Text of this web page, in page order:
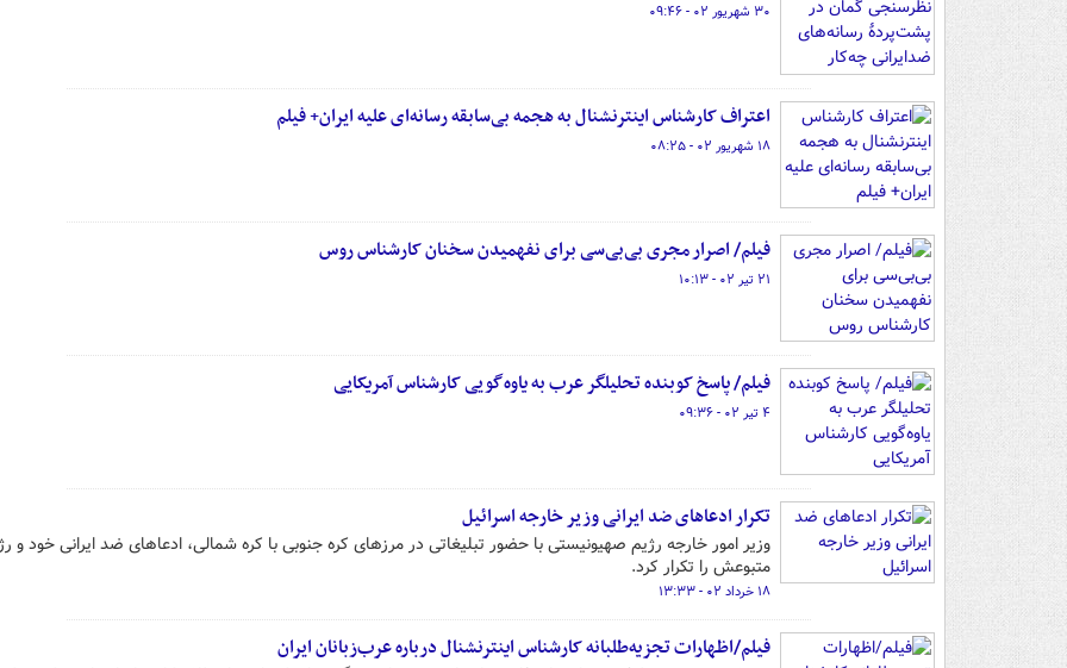
۳۰ شهریور ۰۲ - ۰۹:۴۶
اعتراف کارشناس اینترنشنال به هجمه بی‌سابقه رسانه‌ای علیه ایران+ فیلم
۱۸ شهریور ۰۲ - ۰۸:۲۵
فیلم/ اصرار مجری بی‌بی‌سی برای نفهمیدن سخنان کارشناس روس
۲۱ تیر ۰۲ - ۱۰:۱۳
فیلم/ پاسخ کوبنده تحلیلگر عرب به یاوه‌گویی کارشناس آمریکایی
۴ تیر ۰۲ - ۰۹:۳۶
تکرار ادعاهای ضد ایرانی وزیر خارجه اسرائیل
وزیر امور خارجه رژیم صهیونیستی با حضور تبلیغاتی در مرزهای کره جنوبی با کره شمالی، ادعاهای ضد ایرانی خود و
متبوعش را تکرار کرد.
۱۸ خرداد ۰۲ - ۱۳:۳۳
فیلم/اظهارات تجزیه‌طلبانه کارشناس اینترنشنال درباره عرب‌زبانان ایران